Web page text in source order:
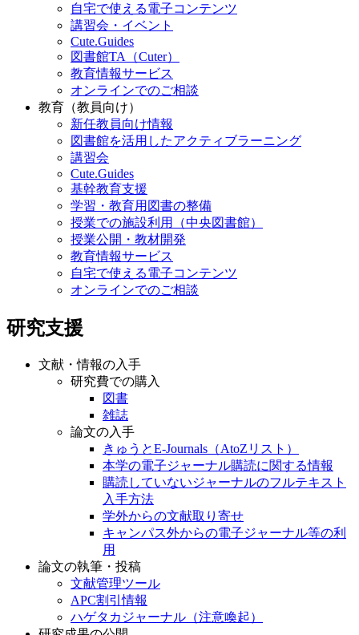
自宅で使える電子コンテンツ
講習会・イベント
Cute.Guides
図書館TA（Cuter）
教育情報サービス
オンラインでのご相談
教育（教員向け）
新任教員向け情報
図書館を活用したアクティブラーニング
講習会
Cute.Guides
基幹教育支援
学習・教育用図書の整備
授業での施設利用（中央図書館）
授業公開・教材開発
教育情報サービス
自宅で使える電子コンテンツ
オンラインでのご相談
研究支援
文献・情報の入手
研究費での購入
図書
雑誌
論文の入手
きゅうとE-Journals（AtoZリスト）
本学の電子ジャーナル購読に関する情報
購読していないジャーナルのフルテキスト
入手方法
学外からの文献取り寄せ
キャンパス外からの電子ジャーナル等の利
用
論文の執筆・投稿
文献管理ツール
APC割引情報
ハゲタカジャーナル（注意喚起）